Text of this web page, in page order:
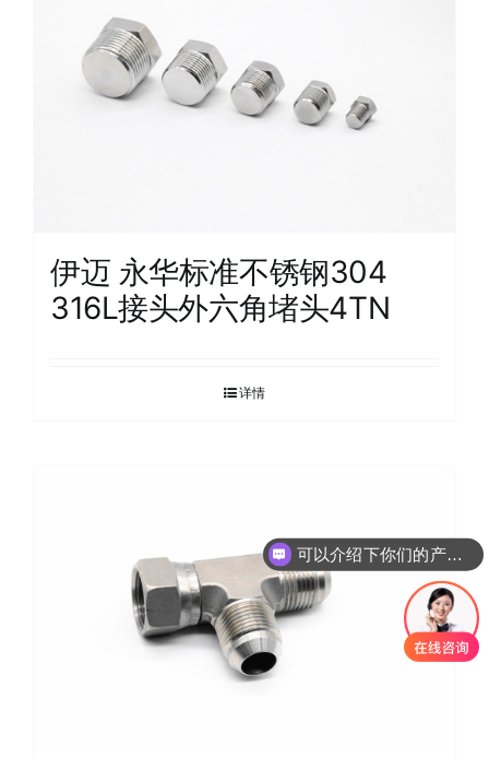
伊迈 永华标准不锈钢304
316L接头外六角堵头4TN
详情
可以介绍下你们的产品么